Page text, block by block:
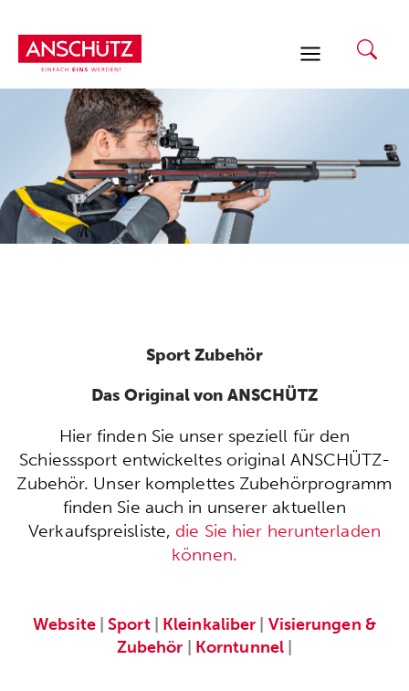
Inhalt
springen
Sport Zubehör
Das Original von ANSCHÜTZ
Hier finden Sie unser speziell für den
Schiesssport entwickeltes original ANSCHÜTZ-
Zubehör. Unser komplettes Zubehörprogramm
finden Sie auch in unserer aktuellen
Verkaufspreisliste, die Sie hier herunterladen
können.
Website|Sport| Kleinkaliber
Visierungen &
Zubehör
Korntunnel|